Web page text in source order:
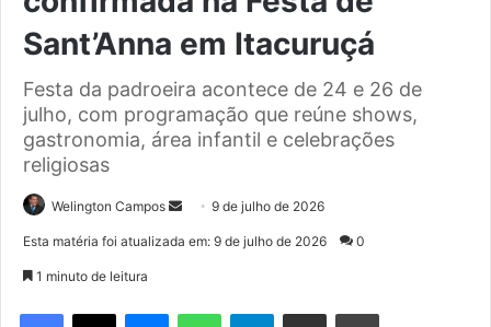
Sant’Anna em Itacuruçá
Festa da padroeira acontece de 24 e 26 de
julho, com programação que reúne shows,
gastronomia, área infantil e celebrações
religiosas
Welington Campos
e
9 de julho de 2026
Esta matéria foi atualizada em: 9 de julho de 2026 0
1 minuto de leitura
Telegram